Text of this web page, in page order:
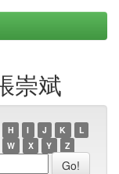
崇斌
H I J K
L
W X Y Z